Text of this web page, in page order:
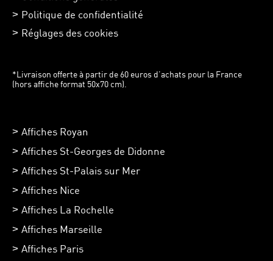
Politique de confidentialité
Réglages des cookies
*Livraison offerte à partir de 60 euros d’achats pour la France
(hors affiche format 50x70 cm).
Affiches Royan
Affiches St-Georges de Didonne
Affiches St-Palais sur Mer
Affiches Nice
Affiches La Rochelle
Affiches Marseille
Affiches Paris